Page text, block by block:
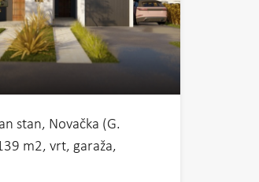
stan, Novačka (G.
m2, vrt, garaža,